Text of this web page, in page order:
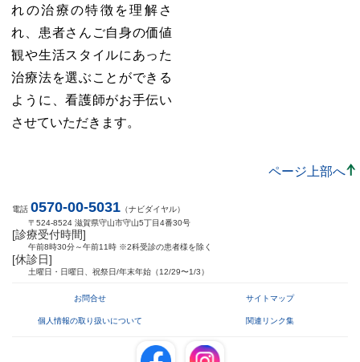
れの治療の特徴を理解さ
れ、患者さんご自身の価値
観や生活スタイルにあった
治療法を選ぶことができる
ように、看護師がお手伝い
させていただきます。
ページ上部へ
電話 0570-00-5031 （ナビダイヤル）
〒524-8524 滋賀県守山市守山5丁目4番30号
[診療受付時間]
午前8時30分～午前11時 ※2科受診の患者様を除く
[休診日]
土曜日・日曜日、祝祭日/年末年始（12/29〜1/3）
お問合せ サイトマップ
個人情報の取り扱いについて 関連リンク集